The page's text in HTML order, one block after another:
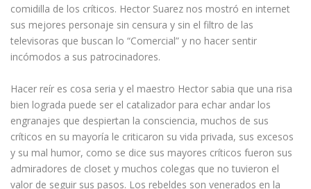
comidilla de los críticos. Hector Suarez nos mostró en internet
sus mejores personaje sin censura y sin el filtro de las
televisoras que buscan lo “Comercial” y no hacer sentir
incómodos a sus patrocinadores.
Hacer reír es cosa seria y el maestro Hector sabia que una risa
bien lograda puede ser el catalizador para echar andar los
engranajes que despiertan la consciencia, muchos de sus
críticos en su mayoría le criticaron su vida privada, sus excesos
y su mal humor, como se dice sus mayores críticos fueron sus
admiradores de closet y muchos colegas que no tuvieron el
valor de seguir sus pasos. Los rebeldes son venerados en la